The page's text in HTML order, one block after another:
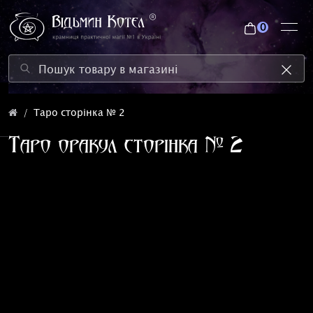
0
Таро сторінка № 2
Таро оракул сторінка № 2